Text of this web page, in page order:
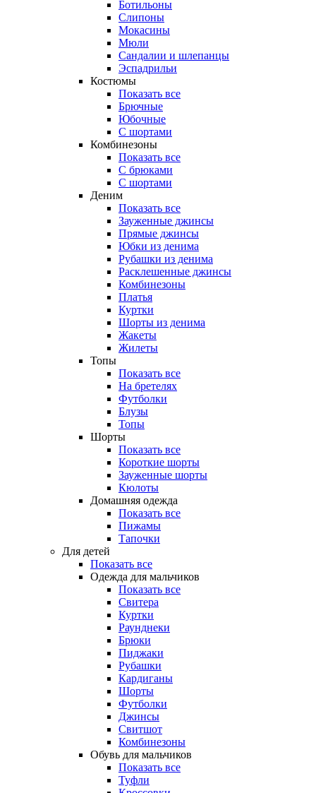
Ботильоны
Слипоны
Мокасины
Мюли
Сандалии и шлепанцы
Эспадрильи
Костюмы
Показать все
Брючные
Юбочные
С шортами
Комбинезоны
Показать все
С брюками
С шортами
Деним
Показать все
Зауженные джинсы
Прямые джинсы
Юбки из денима
Рубашки из денима
Расклешенные джинсы
Комбинезоны
Платья
Куртки
Шорты из денима
Жакеты
Жилеты
Топы
Показать все
На бретелях
Футболки
Блузы
Топы
Шорты
Показать все
Короткие шорты
Зауженные шорты
Кюлоты
Домашняя одежда
Показать все
Пижамы
Тапочки
Для детей
Показать все
Одежда для мальчиков
Показать все
Свитера
Куртки
Раунднеки
Брюки
Пиджаки
Рубашки
Кардиганы
Шорты
Футболки
Джинсы
Свитшот
Комбинезоны
Обувь для мальчиков
Показать все
Туфли